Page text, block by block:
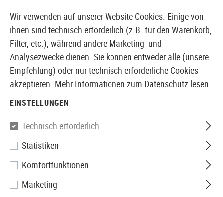
EUROPÄISCHER AIRSOFT SHOP & GROßHÄNDLER
Union Fire
Flash Magazine M4 Hicap
360rds
Wir verwenden auf unserer Website Cookies. Einige von
ihnen sind technisch erforderlich (z.B. für den Warenkorb,
Filter, etc.), während andere Marketing- und
Analysezwecke dienen. Sie können entweder alle (unsere
Empfehlung) oder nur technisch erforderliche Cookies
akzeptieren. Mehr Informationen zum Datenschutz lesen.
EINSTELLUNGEN
Technisch erforderlich
Statistiken
Komfortfunktionen
Marketing